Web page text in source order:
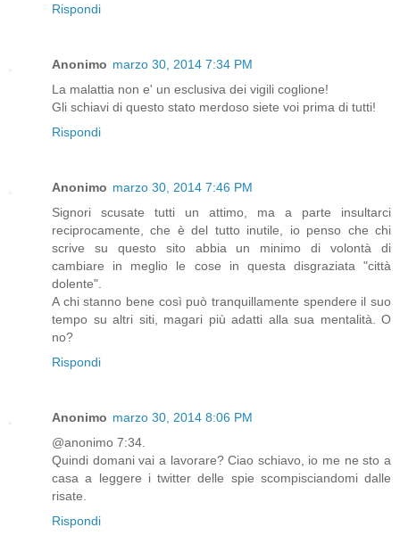
Rispondi
Anonimo marzo 30, 2014 7:34 PM
La malattia non e' un esclusiva dei vigili coglione!
Gli schiavi di questo stato merdoso siete voi prima di tutti!
Rispondi
Anonimo marzo 30, 2014 7:46 PM
Signori scusate tutti un attimo, ma a parte insultarci
reciprocamente, che è del tutto inutile, io penso che chi
scrive su questo sito abbia un minimo di volontà di
cambiare in meglio le cose in questa disgraziata "città
dolente".
A chi stanno bene così può tranquillamente spendere il suo
tempo su altri siti, magari più adatti alla sua mentalità. O
no?
Rispondi
Anonimo marzo 30, 2014 8:06 PM
@anonimo 7:34.
Quindi domani vai a lavorare? Ciao schiavo, io me ne sto a
casa a leggere i twitter delle spie scompisciandomi dalle
risate.
Rispondi